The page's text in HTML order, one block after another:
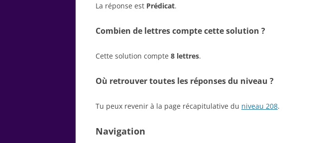
La réponse est Prédicat.
Combien de lettres compte cette solution ?
Cette solution compte 8 lettres.
Où retrouver toutes les réponses du niveau ?
Tu peux revenir à la page récapitulative du niveau 208.
Navigation